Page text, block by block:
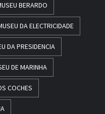
BERARDO
DA ELECTRICIDADE
DA PRESIDENCIA
DE MARINHA
COCHES